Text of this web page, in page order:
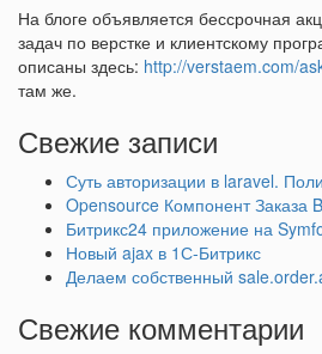
На блоге объявляется бессрочная
задач по верстке и клиентскому
описаны здесь: http://verstaem.com/
там же.
Свежие записи
Суть авторизации в laravel.
Opensource Компонент Заказа
Битрикс24 приложение на
Новый ajax в 1С-Битрикс
Делаем собственный
Свежие комментарии